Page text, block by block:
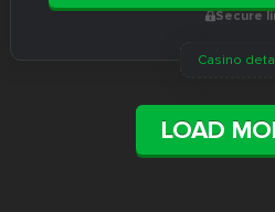
Secure
Casino
LOAD